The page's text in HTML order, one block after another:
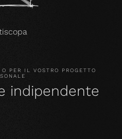
PER IL VOSTRO PROGETTO
indipendente